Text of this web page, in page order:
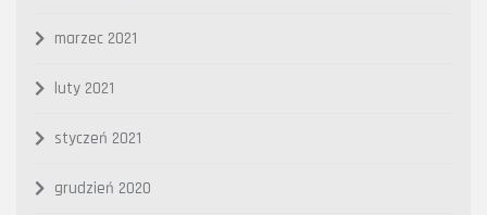
marzec 2021
luty 2021
styczeń 2021
grudzień 2020